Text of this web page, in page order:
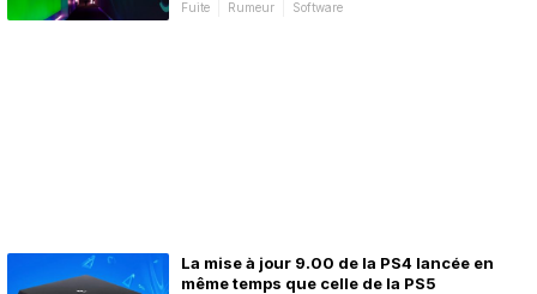
Fuite Rumeur Software
La mise à jour 9.00 de la PS4 lancée en
même temps que celle de la PS5